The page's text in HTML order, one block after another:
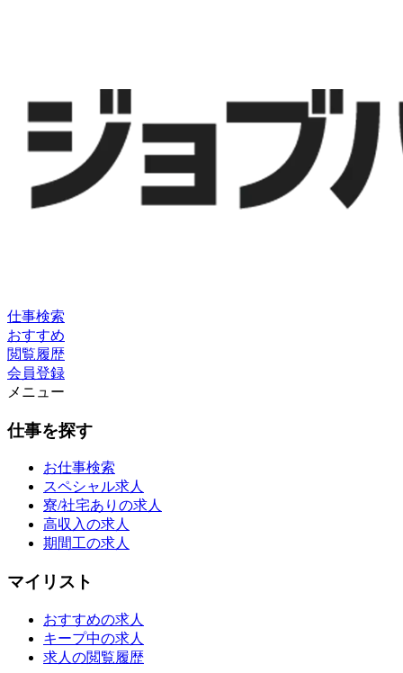
仕事検索
おすすめ
閲覧履歴
会員登録
メニュー
仕事を探す
お仕事検索
スペシャル求人
寮/社宅ありの求人
高収入の求人
期間工の求人
マイリスト
おすすめの求人
キープ中の求人
求人の閲覧履歴